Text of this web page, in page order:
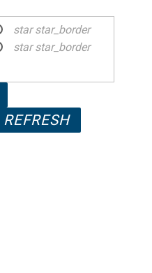
star star_border
star star_border
REFRESH